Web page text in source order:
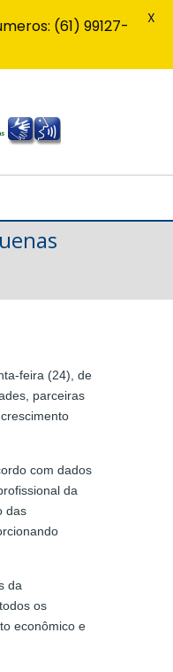
feira (24), de
parceiras
com dados
da
das
da
os
econômico e
(61) 99127-
X